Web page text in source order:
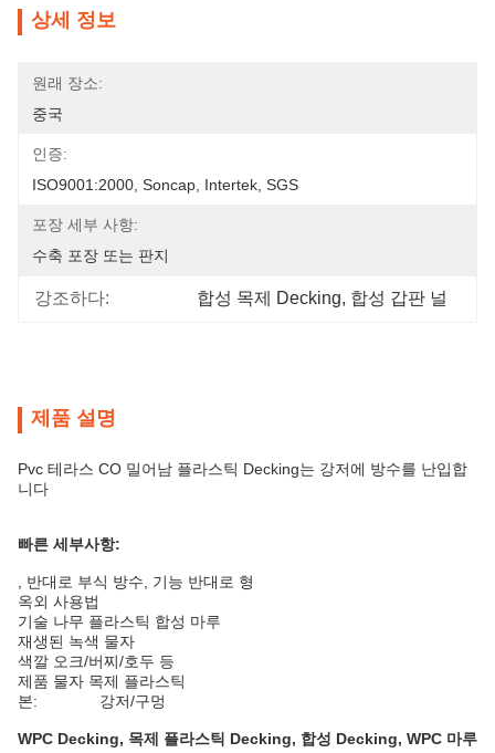
상세 정보
원래 장소:
중국
인증:
ISO9001:2000, Soncap, Intertek, SGS
포장 세부 사항:
수축 포장 또는 판지
강조하다: 합성 목제 Decking, 합성 갑판 널
제품 설명
Pvc 테라스 CO 밀어남 플라스틱 Decking는 강저에 방수를 난입합
니다
빠른 세부사항:
, 반대로 부식 방수, 기능 반대로 형
옥외 사용법
기술 나무 플라스틱 합성 마루
재생된 녹색 물자
색깔 오크/버찌/호두 등
제품 물자 목제 플라스틱
본: 강저/구멍
WPC Decking, 목제 플라스틱 Decking, 합성 Decking, WPC 마루